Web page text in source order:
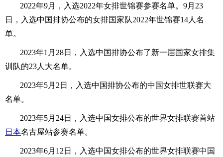
2022年9月，入选2022年女排世锦赛参赛名单。9月23
日，入选中国排协公布的女排国家队2022年世锦赛14人名
单。
2023年1月28日，入选中国排协公布了新一届国家女排集
训队的23人大名单。
2023年5月2日，入选中国排协公布的中国女排世联赛大
名单。
2023年5月24日，入选中国女排公布的世界女排联赛首站
日本名古屋站参赛名单。
2023年6月12日，入选中国女排公布的世界女排联赛中国